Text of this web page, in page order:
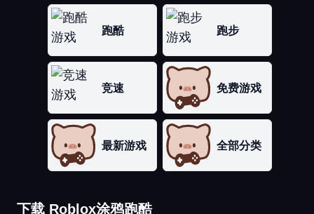
跑酷 跑步
竞速 免费游戏
最新游戏 全部分类
下载 Roblox涂鸦跑酷